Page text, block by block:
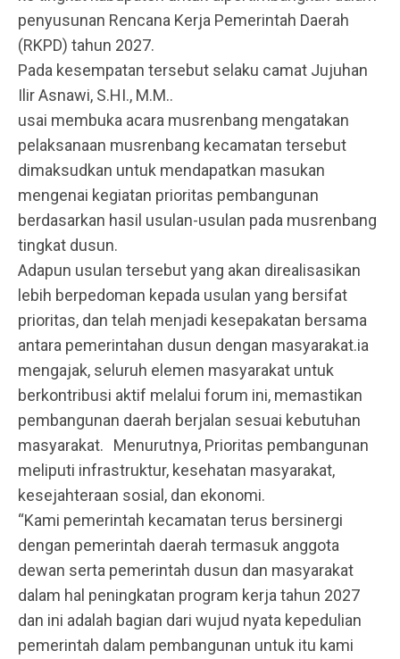
penyusunan Rencana Kerja Pemerintah Daerah
(RKPD) tahun 2027.
Pada kesempatan tersebut selaku camat Jujuhan
Ilir Asnawi, S.HI., M.M..
usai membuka acara musrenbang mengatakan
pelaksanaan musrenbang kecamatan tersebut
dimaksudkan untuk mendapatkan masukan
mengenai kegiatan prioritas pembangunan
berdasarkan hasil usulan-usulan pada musrenbang
tingkat dusun.
Adapun usulan tersebut yang akan direalisasikan
lebih berpedoman kepada usulan yang bersifat
prioritas, dan telah menjadi kesepakatan bersama
antara pemerintahan dusun dengan masyarakat.ia
mengajak, seluruh elemen masyarakat untuk
berkontribusi aktif melalui forum ini, memastikan
pembangunan daerah berjalan sesuai kebutuhan
masyarakat. Menurutnya, Prioritas pembangunan
meliputi infrastruktur, kesehatan masyarakat,
kesejahteraan sosial, dan ekonomi.
“Kami pemerintah kecamatan terus bersinergi
dengan pemerintah daerah termasuk anggota
dewan serta pemerintah dusun dan masyarakat
dalam hal peningkatan program kerja tahun 2027
dan ini adalah bagian dari wujud nyata kepedulian
pemerintah dalam pembangunan untuk itu kami